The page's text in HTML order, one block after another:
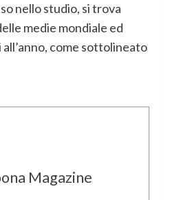
nello studio, si trova
medie mondiale ed
come sottolineato
Magazine